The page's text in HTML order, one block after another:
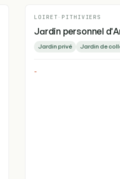
LOIRET - PITHIVIERS
Jardin personnel
Jardin privé Jardin de
-